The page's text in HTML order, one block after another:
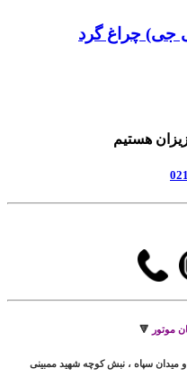
چراغ گرد
موتور 🔻